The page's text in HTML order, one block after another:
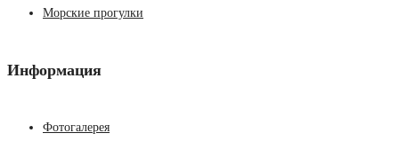
Морские прогулки
Информация
Фотогалерея